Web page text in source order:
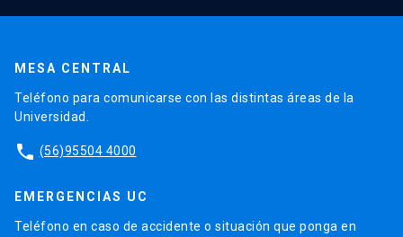
MESA CENTRAL
Teléfono para comunicarse con las distintas áreas de la
Universidad.
phone (56)95504 4000
EMERGENCIAS UC
Teléfono en caso de accidente o situación que ponga en